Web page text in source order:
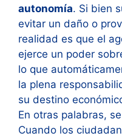
autonomía. Si bien
evitar un daño o
realidad es que el
ejerce un poder
lo que
la plena
su destino
En otras palabras,
Cuando los